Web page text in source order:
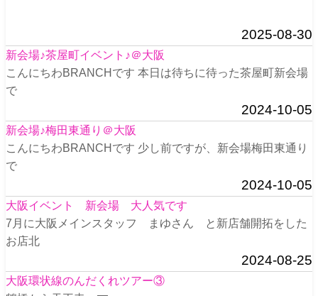
2025-08-30
新会場♪茶屋町イベント♪＠大阪
こんにちわBRANCHです 本日は待ちに待った茶屋町新会場
で
2024-10-05
新会場♪梅田東通り＠大阪
こんにちわBRANCHです 少し前ですが、新会場梅田東通り
で
2024-10-05
大阪イベント 新会場 大人気です
7月に大阪メインスタッフ まゆさん と新店舗開拓をした
お店北
2024-08-25
大阪環状線のんだくれツアー③